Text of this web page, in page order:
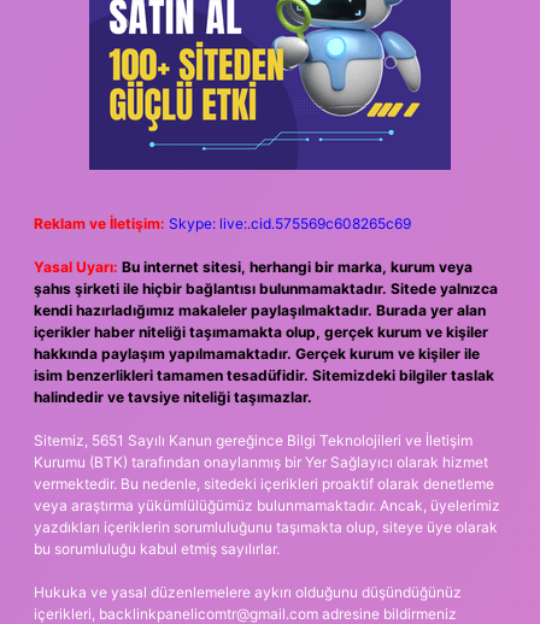
Reklam ve İletişim: Skype: live:.cid.575569c608265c69
Yasal Uyarı: Bu internet sitesi, herhangi bir marka, kurum veya
şahıs şirketi ile hiçbir bağlantısı bulunmamaktadır. Sitede yalnızca
kendi hazırladığımız makaleler paylaşılmaktadır. Burada yer alan
içerikler haber niteliği taşımamakta olup, gerçek kurum ve kişiler
hakkında paylaşım yapılmamaktadır. Gerçek kurum ve kişiler ile
isim benzerlikleri tamamen tesadüfidir. Sitemizdeki bilgiler taslak
halindedir ve tavsiye niteliği taşımazlar.
Sitemiz, 5651 Sayılı Kanun gereğince Bilgi Teknolojileri ve İletişim
Kurumu (BTK) tarafından onaylanmış bir Yer Sağlayıcı olarak hizmet
vermektedir. Bu nedenle, sitedeki içerikleri proaktif olarak denetleme
veya araştırma yükümlülüğümüz bulunmamaktadır. Ancak, üyelerimiz
yazdıkları içeriklerin sorumluluğunu taşımakta olup, siteye üye olarak
bu sorumluluğu kabul etmiş sayılırlar.
Hukuka ve yasal düzenlemelere aykırı olduğunu düşündüğünüz
içerikleri, backlinkpanelicomtr@gmail.com adresine bildirmeniz